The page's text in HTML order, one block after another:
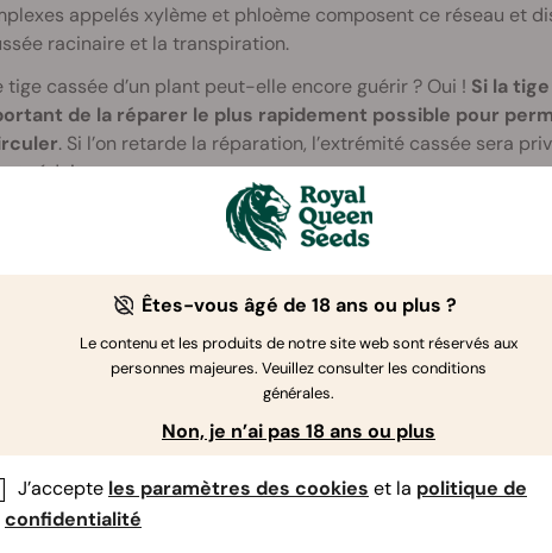
appelés xylème et phloème composent ce réseau et
racinaire et la transpiration.
tige cassée d’un plant peut-elle encore guérir ? Oui ! Si la
de la réparer le plus rapidement possible pour
. Si l’on retarde la réparation, l’extrémité cassée sera
réduites.
genres de dégâts se produit souvent aux
trois problèmes les plus récurrents sont les tiges brisées, les
Tiges brisées
palisse des plants rigides ou pendant la
se briser. Si non traité,
les branches de ces tiges
réparées avec la méthode du scotch/gaffeur ou avec
naturel de guérison qui leur permet de se réparer
peut-être que vous ne constaterez même pas une
Êtes-vous âgé de 18 ans ou plus ?
Le contenu et les produits de notre site web sont réservés aux
personnes majeures. Veuillez consulter les conditions
générales.
Non, je n’ai pas 18 ans ou plus
J’accepte les paramètres des cookies et la politique de
confidentialité